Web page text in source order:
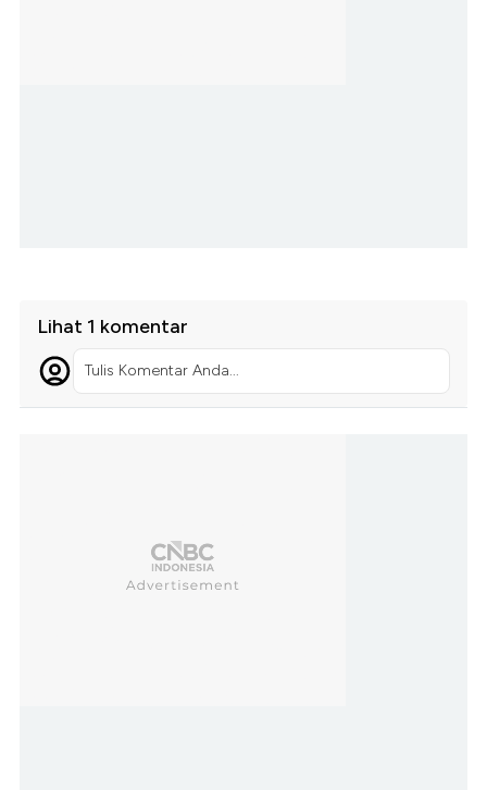
Lihat 1 komentar
Tulis Komentar Anda...